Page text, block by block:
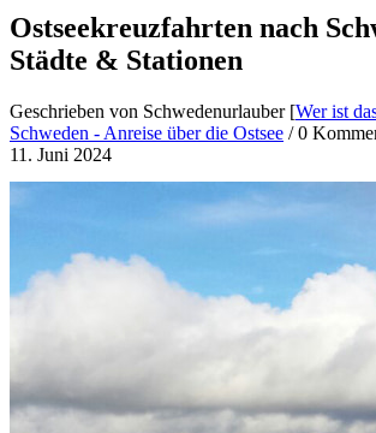
Ostseekreuzfahrten nach
Städte & Stationen
Geschrieben von Schwedenurlauber [Wer ist
Schweden - Anreise über die Ostsee /0
11. Juni 2024